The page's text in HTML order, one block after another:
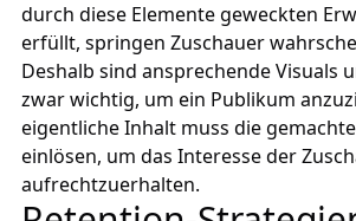
durch diese Elemente geweckten
erfüllt, springen Zuschauer
Deshalb sind ansprechende Visuals
zwar wichtig, um ein Publikum
eigentliche Inhalt muss die
einlösen, um das Interesse der
aufrechtzuerhalten.